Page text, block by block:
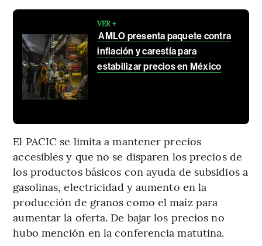
VER +
AMLO presenta paquete contra
inflación y carestía para
estabilizar precios en México
El PACIC se limita a mantener precios
accesibles y que no se disparen los precios de
los productos básicos con ayuda de subsidios a
gasolinas, electricidad y aumento en la
producción de granos como el maíz para
aumentar la oferta. De bajar los precios no
hubo mención en la conferencia matutina.